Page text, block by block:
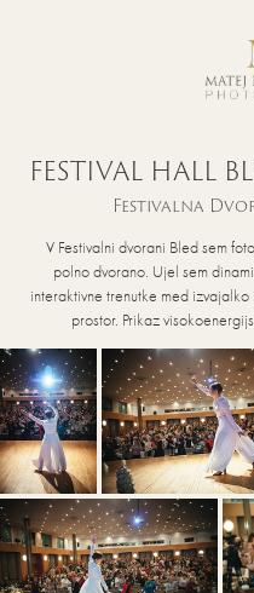
FESTIVAL HALL
Festivalna
V Festivalni dvorani Bled sem
polno dvorano. Ujel sem
interaktivne trenutke med
prostor. Prikaz